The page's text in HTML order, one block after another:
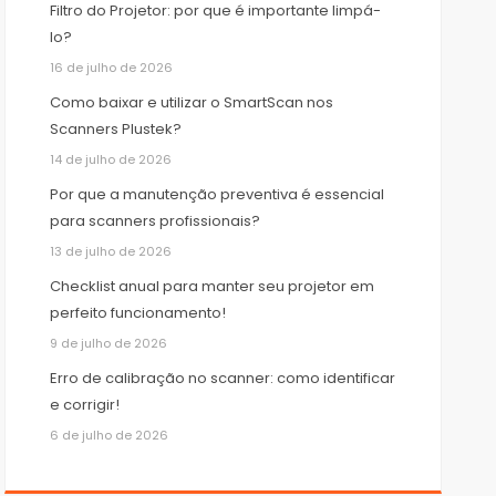
Filtro do Projetor: por que é importante limpá-
lo?
16 de julho de 2026
Como baixar e utilizar o SmartScan nos
Scanners Plustek?
14 de julho de 2026
Por que a manutenção preventiva é essencial
para scanners profissionais?
13 de julho de 2026
Checklist anual para manter seu projetor em
perfeito funcionamento!
9 de julho de 2026
Erro de calibração no scanner: como identificar
e corrigir!
6 de julho de 2026